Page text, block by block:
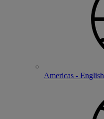
Americas - English